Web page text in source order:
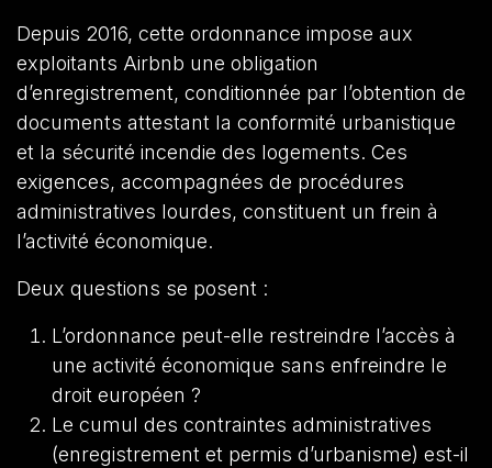
Depuis 2016, cette ordonnance impose aux
exploitants Airbnb une obligation
d’enregistrement, conditionnée par l’obtention de
documents attestant la conformité urbanistique
et la sécurité incendie des logements. Ces
exigences, accompagnées de procédures
administratives lourdes, constituent un frein à
l’activité économique.
Deux questions se posent :
L’ordonnance peut-elle restreindre l’accès à
une activité économique sans enfreindre le
droit européen ?
Le cumul des contraintes administratives
(enregistrement et permis d’urbanisme) est-il